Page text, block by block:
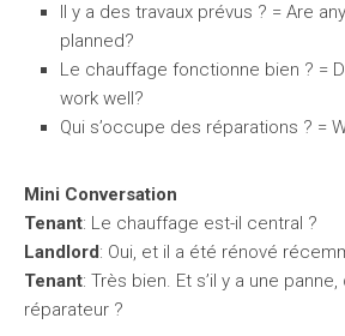
Il y a des travaux prévus ? = Are
planned?
Le chauffage fonctionne bien ? =
work well?
Qui s’occupe des réparations ? =
Mini Conversation
Tenant: Le chauffage est-il central ?
Landlord: Oui, et il a été rénové
Tenant: Très bien. Et s’il y a une
réparateur ?